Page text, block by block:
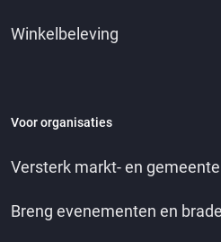
Winkelbeleving
Voor organisaties
Versterk markt- en
Breng evenementen en